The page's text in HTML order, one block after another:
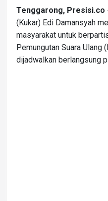
Tenggarong, Presisi.co
(Kukar) Edi Damansyah
masyarakat untuk
Pemungutan Suara Ulang
dijadwalkan berlangsung